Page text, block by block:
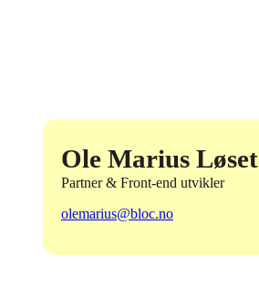
Ole Marius Løset
Partner & Front-end utvikler
olemarius@bloc.no